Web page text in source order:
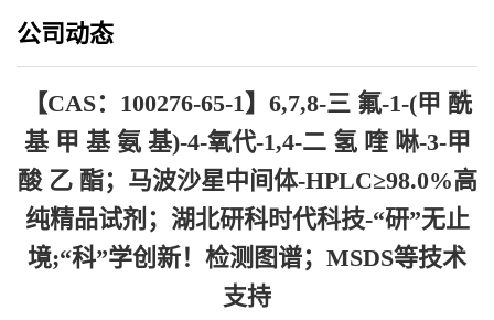
酯；马波沙星中间体-HPLC≥98.0%高纯精品试剂；湖北研科时代科
技-“研”无止境;“科”学创新！检测图谱；MSDS等技术支持
公司动态
【CAS：100276-65-1】6,7,8-三 氟-1-(甲 酰
基 甲 基 氨 基)-4-氧代-1,4-二 氢 喹 啉-3-甲
酸 乙 酯；马波沙星中间体-HPLC≥98.0%高
纯精品试剂；湖北研科时代科技-“研”无止
境;“科”学创新！检测图谱；MSDS等技术
支持